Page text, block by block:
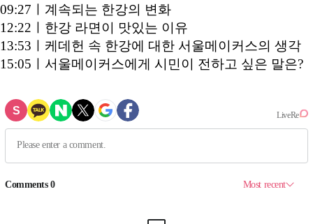
09:27ㅣ계속되는 한강의 변화
12:22ㅣ한강 라면이 맛있는 이유
13:53ㅣ케데헌 속 한강에 대한 서울메이커스의 생각
15:05ㅣ서울메이커스에게 시민이 전하고 싶은 말은?